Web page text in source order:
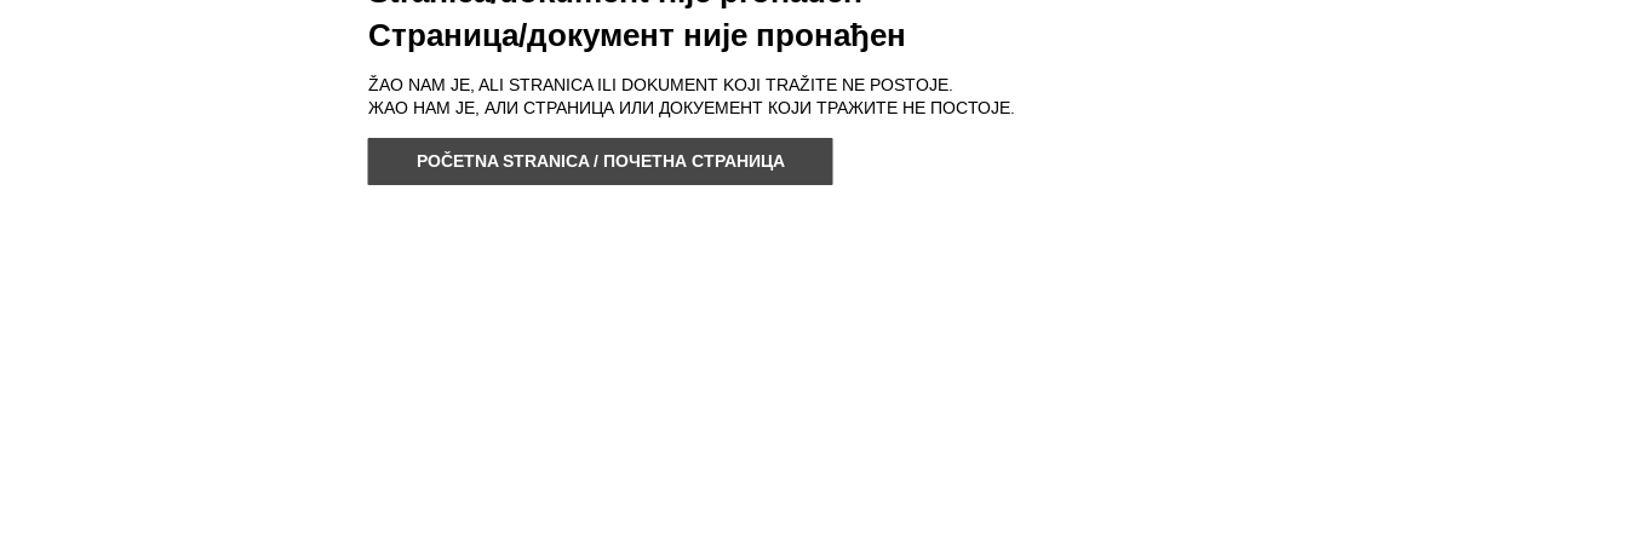
Страница/документ није пронађен
ŽAO NAM JE, ALI STRANICA ILI DOKUMENT KOJI TRAŽITE NE POSTOJE.
ЖАО НАМ ЈЕ, АЛИ СТРАНИЦА ИЛИ ДОКУЕМЕНТ КОЈИ ТРАЖИТЕ НЕ ПОСТОЈЕ.
POČETNA STRANICA / ПОЧЕТНА СТРАНИЦА